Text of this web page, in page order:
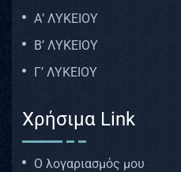
Α’ ΛΥΚΕΙΟΥ
Β’ ΛΥΚΕΙΟΥ
Γ’ ΛΥΚΕΙΟΥ
Χρήσιμα Link
Ο λογαριασμός μου